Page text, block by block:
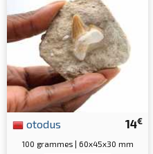
14€
otodus
100 grammes | 60x45x30 mm